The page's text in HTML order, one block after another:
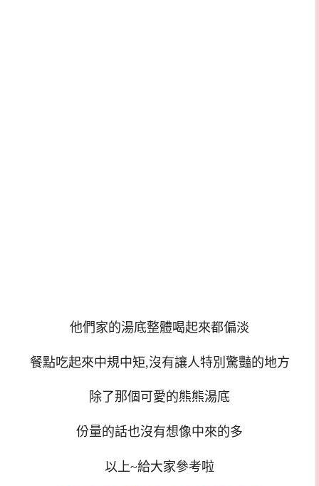
他們家的湯底整體喝起來都偏淡
餐點吃起來中規中矩,沒有讓人特別驚豔的地方
除了那個可愛的熊熊湯底
份量的話也沒有想像中來的多
以上~給大家參考啦